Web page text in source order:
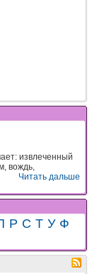
извлеченный
вождь,
Читать дальше
Р С Т У Ф